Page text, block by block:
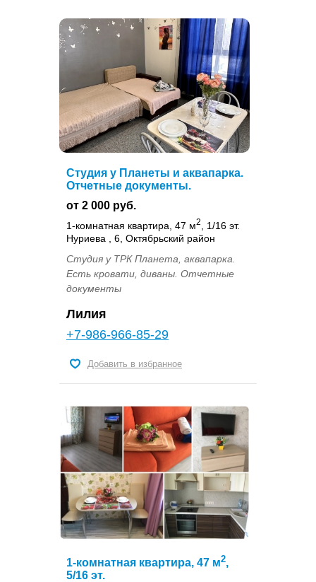
Студия у Планеты и аквапарка.
Отчетные документы.
от 2 000 руб.
1-комнатная квартира, 47 м2
, 1/16 эт.
Нуриева , 6, Октябрьский район
Студия у ТРК Планета, аквапарка.
Есть кровати, диваны. Отчетные
документы
Лилия
+7-986-966-85-29
Добавить в избранное
1-комнатная квартира, 47 м2,
5/16 эт.